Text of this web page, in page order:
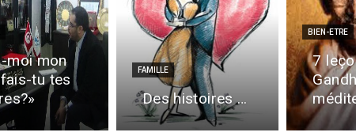
moi mon
tu tes
FAMILLE
Des histoires …
BIEN-ETRE
7